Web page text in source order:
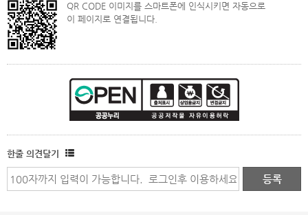
QR CODE 이미지를 스마트폰에 인식시키면 자동으로
이 페이지로 연결됩니다.
한줄 의견달기